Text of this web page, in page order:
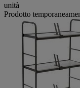
unità
Prodotto